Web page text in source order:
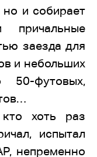
но и собирает
причальные
заезда для
и небольших
50-футовых,
хоть раз
испытал
непременно